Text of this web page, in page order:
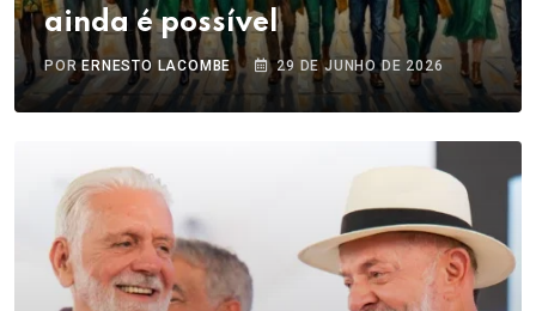
ainda é possível
PORERNESTO LACOMBE 29 DE JUNHO DE 2026